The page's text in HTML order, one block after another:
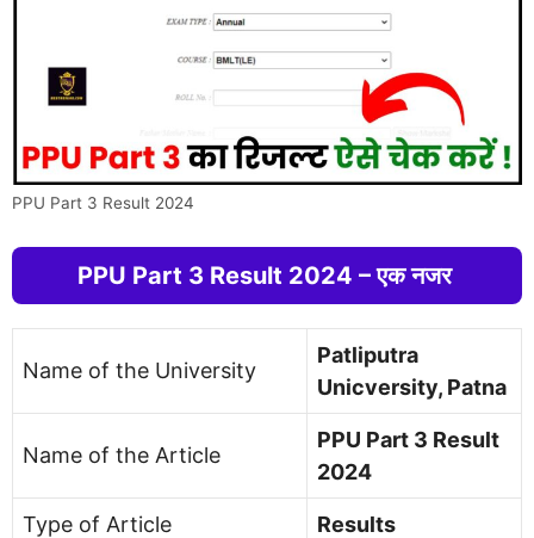
PPU Part 3 Result 2024
PPU Part 3 Result 2024 – एक नजर
Name of the University
Patliputra
Unicversity, Patna
Name of the Article
PPU Part 3 Result
2024
Type of Article Results